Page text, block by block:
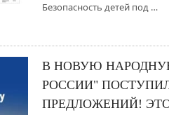
Безопасность детей под …
В НОВУЮ
РОССИИ"
ПРЕДЛОЖЕНИЙ!